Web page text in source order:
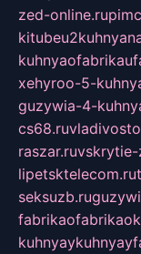
zed-online.ru
xehyroo-5-
guzywia-4-
cs68.ru
raszar.ruvskrytie-
lipetsktelecom.ru
seksuzb.ru